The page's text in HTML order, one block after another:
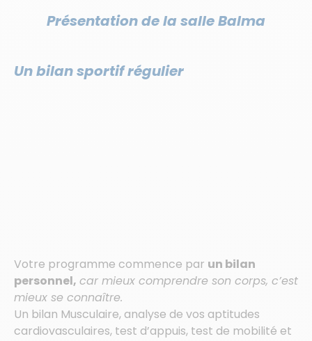
Présentation de la salle Balma
Un bilan sportif régulier
Votre programme commence par un bilan
personnel, car mieux comprendre son corps, c’est
mieux se connaître.
Un bilan Musculaire, analyse de vos aptitudes
cardiovasculaires, test d’appuis, test de mobilité et